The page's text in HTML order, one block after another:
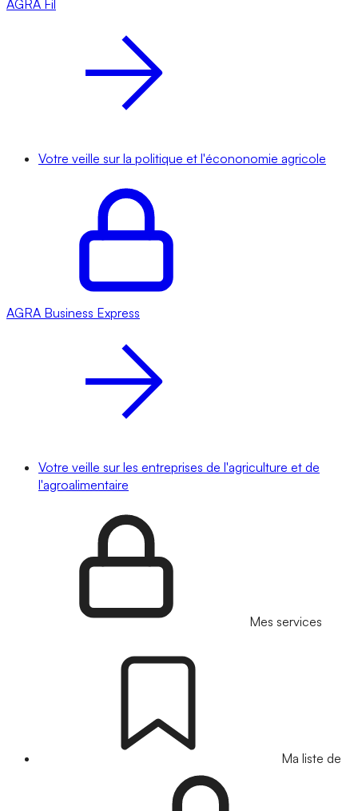
AGRA Fil
Votre veille sur la politique et l'écononomie agricole
AGRA Business Express
Votre veille sur les entreprises de l'agriculture et de
l'agroalimentaire
Mes services
Ma liste de